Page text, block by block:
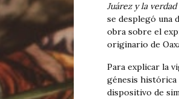
Juárez y la
se desplegó una
obra sobre el
originario de
Para explicar la
génesis histórica
dispositivo de